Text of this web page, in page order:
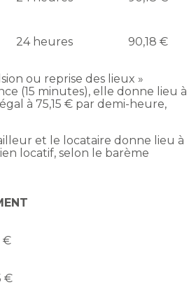
24 heures 90,18 €
ou reprise des lieux »
(15 minutes), elle donne lieu à
à 75,15 € par demi-heure,
et le locataire donne lieu à
locatif, selon le barème
€
€